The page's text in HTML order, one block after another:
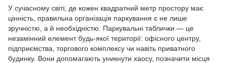
У сучасному світі, де кожен квадратний метр простору має
цінність, правильна організація паркування є не лише
зручністю, а й необхідністю. Паркувальні таблички — це
незамінний елемент будь-якої території: офісного центру,
підприємства, торгового комплексу чи навіть приватного
будинку. Вони допомагають уникнути хаосу, позначити місця